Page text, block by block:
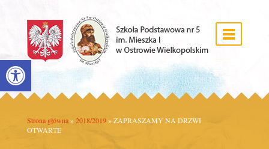
Open toolbar
Strona główna » 2018/2019 »ZAPRASZAMY NA DRZWI
OTWARTE